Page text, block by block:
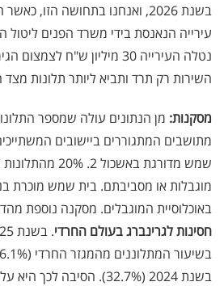
בשנת 2026, ואנחנו בתחושה הזו,
נטלה העירייה 30 מיליון ש"ח
השירות רק תרד ותביא ליותר תלונות מצד
מסקנות: מן הנתונים עולה שמספר
מתושבים המתגוררים ביישובים
שמש מדורגת
מוגבלות או מסביבתם. בית שמש מוכרת
באוכלוסיית המוגבלים. מסקנה נוספת
חסינות לגרינברג בעולם החרדי
בשנת 2024 (32.7%). הסיבה